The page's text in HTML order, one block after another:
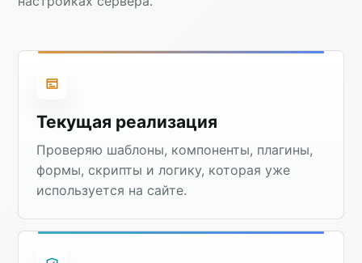
Текущая реализация
Проверяю шаблоны, компоненты, плагины,
формы, скрипты и логику, которая уже
используется на сайте.